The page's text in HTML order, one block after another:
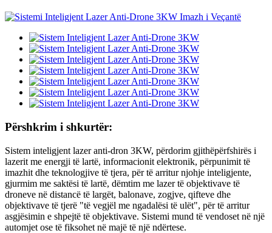
Përshkrim i shkurtër:
Sistem inteligjent lazer anti-dron 3KW, përdorim gjithëpërfshirës i
lazerit me energji të lartë, informacionit elektronik, përpunimit të
imazhit dhe teknologjive të tjera, për të arritur njohje inteligjente,
gjurmim me saktësi të lartë, dëmtim me lazer të objektivave të
droneve në distancë të largët, balonave, zogjve, qifteve dhe
objektivave të tjerë "të vegjël me ngadalësi të ulët", për të arritur
asgjësimin e shpejtë të objektivave. Sistemi mund të vendoset në një
automjet ose të fiksohet në majë të një ndërtese.